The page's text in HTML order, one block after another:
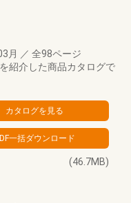
月 ／ 全98ページ
紹介した商品カタログで
(46.7MB)